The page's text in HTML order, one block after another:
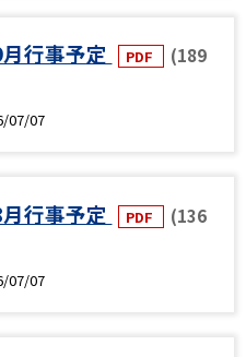
行事予定 PDF
(189
07/07
行事予定 PDF
(136
07/07